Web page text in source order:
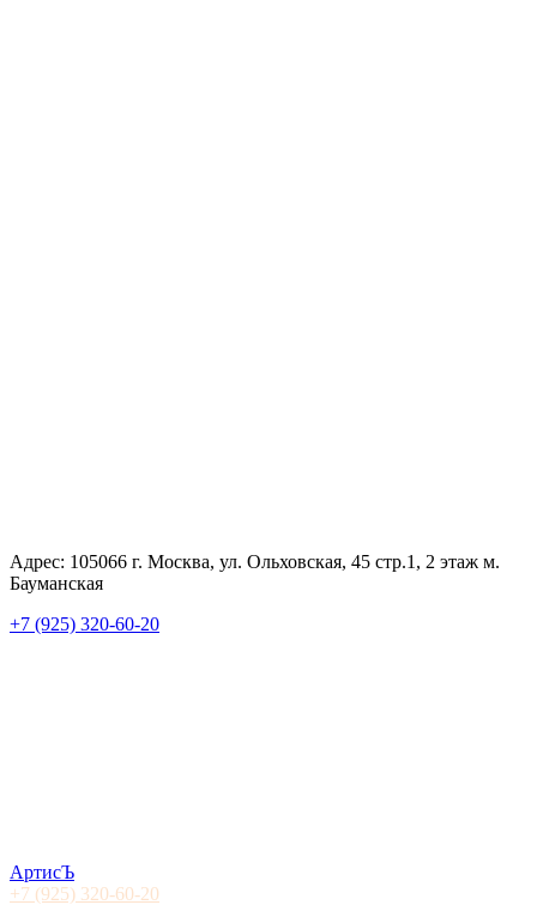
Адрес: 105066 г. Москва, ул. Ольховская, 45 стр.1, 2 этаж м.
Бауманская
+7 (925) 320-60-20
АртисЪ
+7 (925) 320-60-20